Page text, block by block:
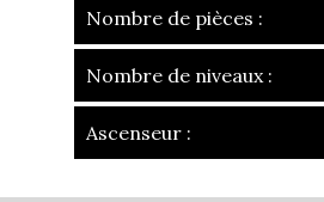
Nombre de pièces :
Nombre de niveaux :
Ascenseur :